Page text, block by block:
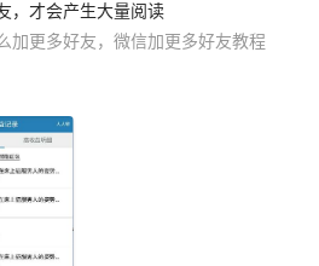
，才会产生大量阅读
加更多好友，微信加更多好友教程